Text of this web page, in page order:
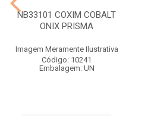
NB33101 COXIM COBALT
ONIX PRISMA
Imagem Meramente Ilustrativa
Código: 10241
Embalagem: UN